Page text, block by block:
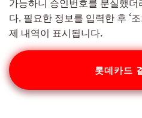
다. 필요한 정보를 입력한 후 ‘
제 내역이 표시됩니다.
롯데카드